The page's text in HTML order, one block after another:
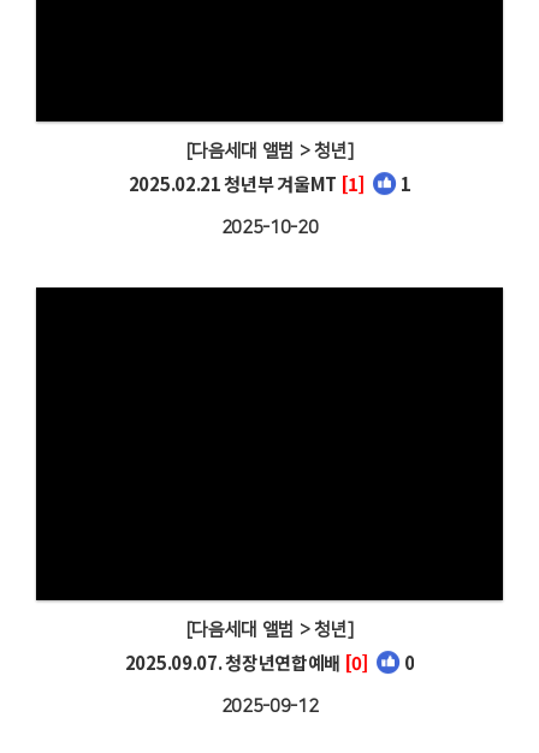
[다음세대 앨범 > 청년]
2025.02.21 청년부 겨울MT [1] 1
2025-10-20
[다음세대 앨범 > 청년]
2025.09.07. 청장년연합예배 [0] 0
2025-09-12